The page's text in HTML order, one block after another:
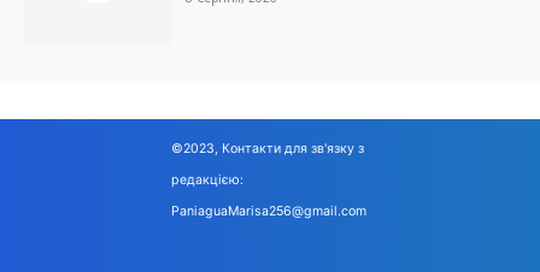
©2023, Контакти для зв'язку з
редакцією:
PaniaguaMarisa256@gmail.com